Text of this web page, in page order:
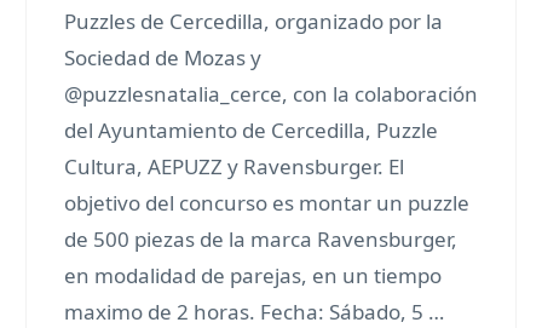
Puzzles de Cercedilla, organizado por la
Sociedad de Mozas y
@puzzlesnatalia_cerce, con la colaboración
del Ayuntamiento de Cercedilla, Puzzle
Cultura, AEPUZZ y Ravensburger. El
objetivo del concurso es montar un puzzle
de 500 piezas de la marca Ravensburger,
en modalidad de parejas, en un tiempo
maximo de 2 horas. Fecha: Sábado, 5 …